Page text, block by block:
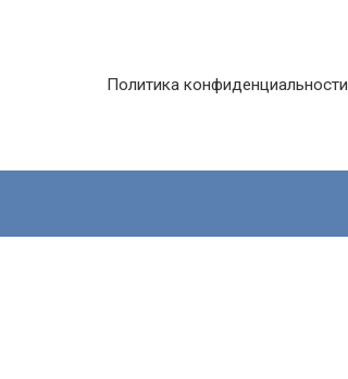
Политика конфиденциальности